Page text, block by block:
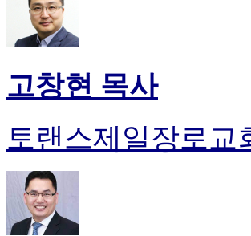
고창현 목사
토랜스제일장로교